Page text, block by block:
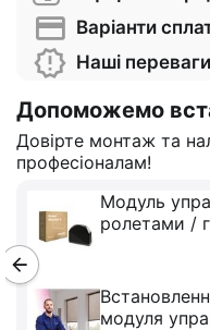
Варіанти
Наші переваги
грн
89грн
99грн
Допоможемо
Довірте
професіоналам!
3 -